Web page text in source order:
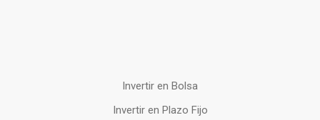
Invertir en Bolsa
Invertir en Plazo Fijo